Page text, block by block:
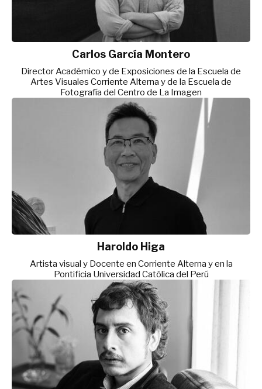
Carlos García Montero
Director Académico y de Exposiciones de la Escuela de
Artes Visuales Corriente Alterna y de la Escuela de
Fotografía del Centro de La Imagen
Haroldo Higa
Artista visual y Docente en Corriente Alterna y en la
Pontificia Universidad Católica del Perú